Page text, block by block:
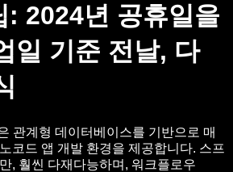
2024년 공휴일을
일 기준 전날, 다
관계형 데이터베이스를 기반으로 매
코드 앱 개발 환경을 제공합니다. 스프
, 훨씬 다재다능하며, 워크플로우